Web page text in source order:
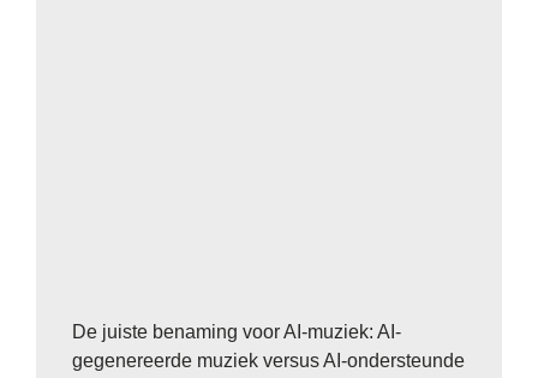
De juiste benaming voor AI-muziek: AI-
gegenereerde muziek versus AI-ondersteunde